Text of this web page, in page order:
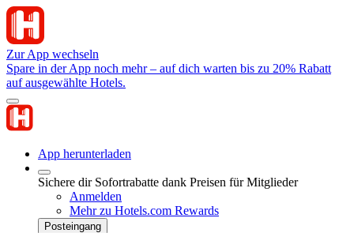
Zur App wechseln
Spare in der App noch mehr – auf dich warten bis zu 20% Rabatt
auf ausgewählte Hotels.
App herunterladen
Sichere dir Sofortrabatte dank Preisen für Mitglieder
Anmelden
Mehr zu Hotels.com Rewards
Posteingang